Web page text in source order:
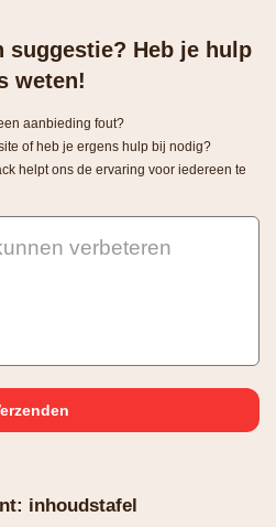
suggestie? Heb je hulp
weten!
aanbieding fout?
of heb je ergens hulp bij nodig?
helpt ons de ervaring voor iedereen te
verbeteren
inhoudstafel